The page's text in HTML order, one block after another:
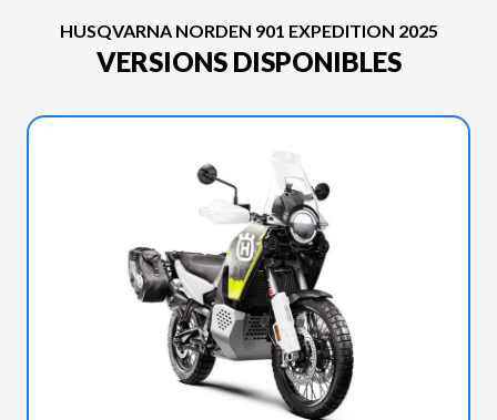
HUSQVARNA NORDEN 901 EXPEDITION 2025
VERSIONS DISPONIBLES